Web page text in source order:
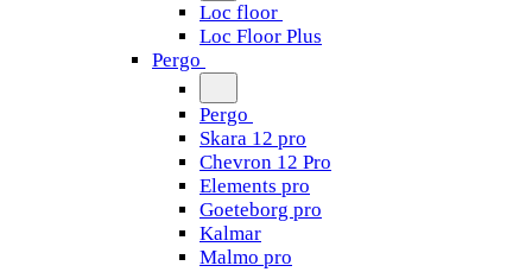
Loc floor
Loc Floor Plus
Pergo
Pergo
Skara 12 pro
Chevron 12 Pro
Elements pro
Goeteborg pro
Kalmar
Malmo pro